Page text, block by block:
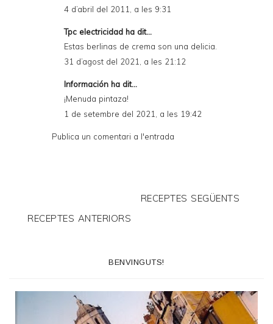
4 d’abril del 2011, a les 9:31
Tpc electricidad ha dit...
Estas berlinas de crema son una delicia.
31 d’agost del 2021, a les 21:12
Información ha dit...
¡Menuda pintaza!
1 de setembre del 2021, a les 19:42
Publica un comentari a l'entrada
RECEPTES SEGÜENTS
RECEPTES ANTERIORS
BENVINGUTS!